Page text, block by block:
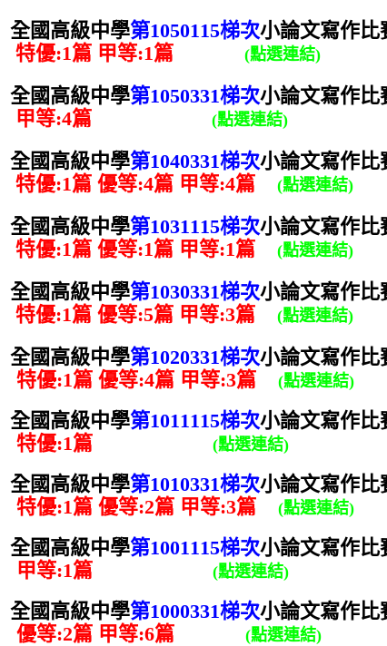
全國高級中學第1050115梯次小論文寫作比
特優:1篇 甲等:1篇 (點選連結)
全國高級中學第1050331梯次小論文寫作比
甲等:4篇 (點選連結)
全國高級中學第1040331梯次小論文寫作比
特優:1篇 優等:4篇 甲等:4篇 (點選連結)
全國高級中學第1031115梯次小論文寫作比
特優:1篇 優等:1篇 甲等:1篇 (點選連結)
全國高級中學第1030331梯次小論文寫作比
特優:1篇 優等:5篇 甲等:3篇 (點選連結)
全國高級中學第1020331梯次小論文寫作比
特優:1篇 優等:4篇 甲等:3篇 (點選連結)
全國高級中學第1011115梯次小論文寫作比
特優:1篇 (點選連結)
全國高級中學第1010331梯次小論文寫作比
特優:1篇 優等:2篇 甲等:3篇 (點選連結)
全國高級中學第1001115梯次小論文寫作比
甲等:1篇 (點選連結)
全國高級中學第1000331梯次小論文寫作比
優等:2篇 甲等:6篇 (點選連結)